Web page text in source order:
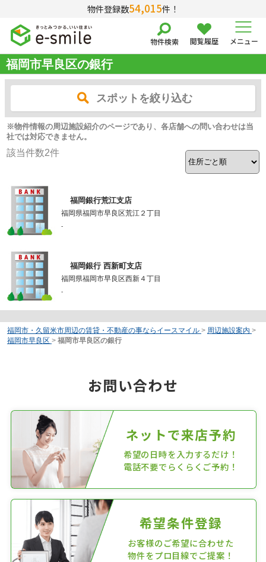
物件登録数54,015件！
物件検索 閲覧履歴 メニュー
福岡市早良区の銀行
スポットを絞り込む
※物件情報の周辺施設紹介のページであり、各店舗への問い合わせは当
社では対応できません。
該当件数2件
福岡銀行荒江支店
福岡県福岡市早良区荒江２丁目
-
福岡銀行 西新町支店
福岡県福岡市早良区西新４丁目
-
福岡市・久留米市周辺の賃貸・不動産の事ならイースマイル > 周辺施設案内 >
福岡市早良区 > 福岡市早良区の銀行
お問い合わせ
ネットで来店予約
希望の日時を入力するだけ！
電話不要でらくらくご予約！
希望条件登録
お客様のご希望に合わせた
物件をプロ目線でご提案！